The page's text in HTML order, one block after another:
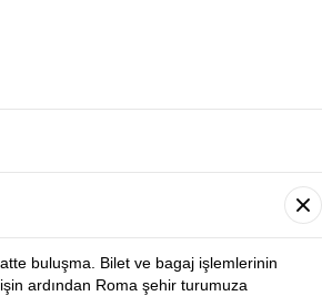
buluşma. Bilet ve bagaj işlemlerinin
ardından Roma şehir turumuza